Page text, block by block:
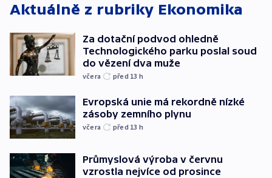
Aktuálně z rubriky Ekonomika
Za dotační podvod ohledně
Technologického parku poslal soud
do vězení dva muže
včera před 13 h
Evropská unie má rekordně nízké
zásoby zemního plynu
včera před 13 h
Průmyslová výroba v červnu
vzrostla nejvíce od prosince